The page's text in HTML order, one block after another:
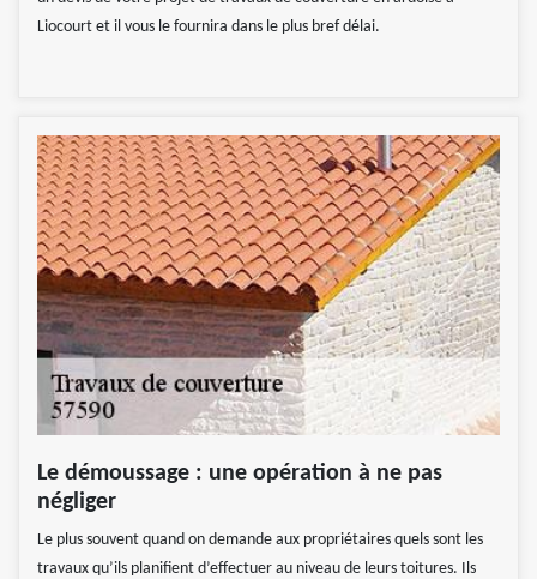
Liocourt et il vous le fournira dans le plus bref délai.
Le démoussage : une opération à ne pas
négliger
Le plus souvent quand on demande aux propriétaires quels sont les
travaux qu’ils planifient d’effectuer au niveau de leurs toitures. Ils